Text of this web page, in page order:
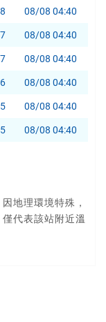
08/08 04:40
08/08 04:40
08/08 04:40
08/08 04:40
08/08 04:40
08/08 04:40
地理環境特殊，
代表該站附近溫